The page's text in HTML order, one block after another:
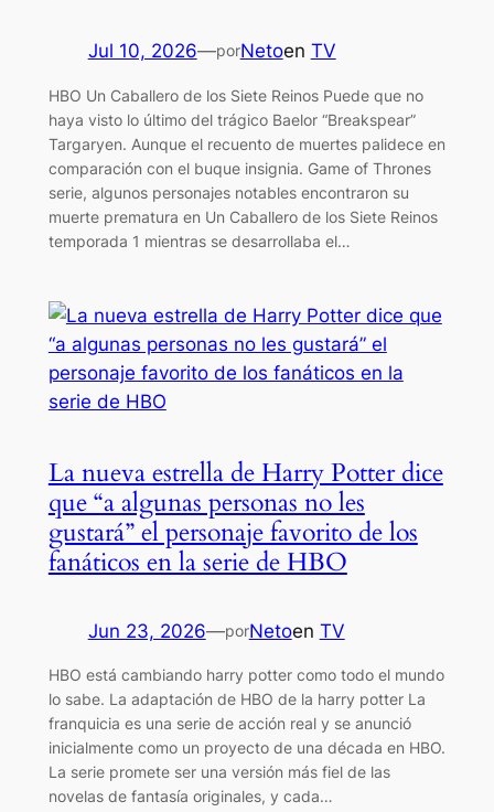
Jul 10, 2026—porNetoen TV
HBO Un Caballero de los Siete Reinos Puede que no
haya visto lo último del trágico Baelor “Breakspear”
Targaryen. Aunque el recuento de muertes palidece en
comparación con el buque insignia. Game of Thrones
serie, algunos personajes notables encontraron su
muerte prematura en Un Caballero de los Siete Reinos
temporada 1 mientras se desarrollaba el…
La nueva estrella de Harry Potter dice
que “a algunas personas no les
gustará” el personaje favorito de los
fanáticos en la serie de HBO
Jun 23, 2026—porNetoen TV
HBO está cambiando harry potter como todo el mundo
lo sabe. La adaptación de HBO de la harry potter La
franquicia es una serie de acción real y se anunció
inicialmente como un proyecto de una década en HBO.
La serie promete ser una versión más fiel de las
novelas de fantasía originales, y cada…